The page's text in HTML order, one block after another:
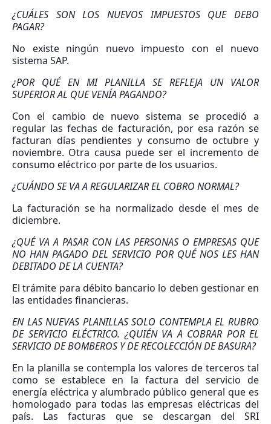
¿CUÁLES SON LOS NUEVOS IMPUESTOS QUE DEBO
PAGAR?
No existe ningún nuevo impuesto con el nuevo
sistema SAP.
¿POR QUÉ EN MI PLANILLA SE REFLEJA UN VALOR
SUPERIOR AL QUE VENÍA PAGANDO?
Con el cambio de nuevo sistema se procedió a
regular las fechas de facturación, por esa razón se
facturan días pendientes y consumo de octubre y
noviembre. Otra causa puede ser el incremento de
consumo eléctrico por parte de los usuarios.
¿CUÁNDO SE VA A REGULARIZAR EL COBRO NORMAL?
La facturación se ha normalizado desde el mes de
diciembre.
¿QUÉ VA A PASAR CON LAS PERSONAS O EMPRESAS QUE
NO HAN PAGADO DEL SERVICIO POR QUÉ NOS LES HAN
DEBITADO DE LA CUENTA?
El trámite para débito bancario lo deben gestionar en
las entidades financieras.
EN LAS NUEVAS PLANILLAS SOLO CONTEMPLA EL RUBRO
DE SERVICIO ELÉCTRICO. ¿QUIÉN VA A COBRAR POR EL
SERVICIO DE BOMBEROS Y DE RECOLECCIÓN DE BASURA?
En la planilla se contempla los valores de terceros tal
como se establece en la factura del servicio de
energía eléctrica y alumbrado público general que es
homologado para todas las empresas eléctricas del
país. Las facturas que se descargan del SRI